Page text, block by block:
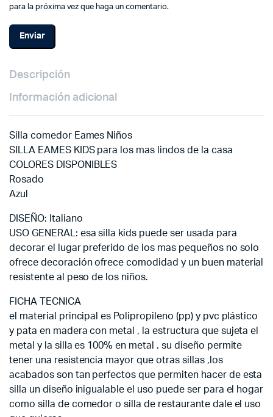
para la próxima vez que haga un comentario.
Descripción
Información adicional
Silla comedor Eames Niños
SILLA EAMES KIDS para los mas lindos de la casa
COLORES DISPONIBLES
Rosado
Azul
DISEÑO: Italiano
USO GENERAL: esa silla kids puede ser usada para
decorar el lugar preferido de los mas pequeños no solo
ofrece decoración ofrece comodidad y un buen material
resistente al peso de los niños.
FICHA TECNICA
el material principal es Polipropileno (pp) y pvc plástico
y pata en madera con metal , la estructura que sujeta el
metal y la silla es 100% en metal . su diseño permite
tener una resistencia mayor que otras sillas ,los
acabados son tan perfectos que permiten hacer de esta
silla un diseño inigualable el uso puede ser para el hogar
como silla de comedor o silla de restaurante dale el uso